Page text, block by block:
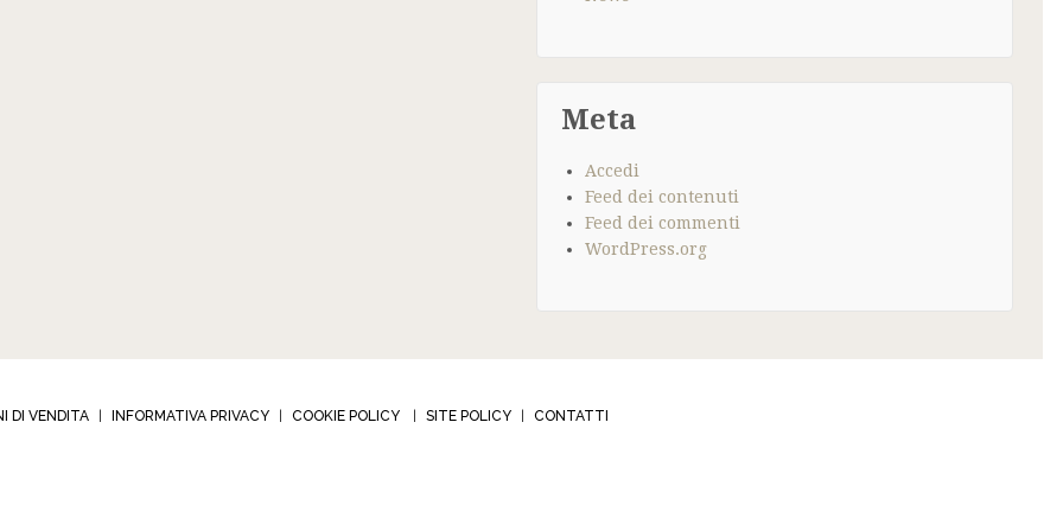
Meta
Accedi
Feed dei contenuti
Feed dei commenti
WordPress.org
DI VENDITA INFORMATIVA PRIVACY COOKIE POLICY SITE POLICY CONTATTI